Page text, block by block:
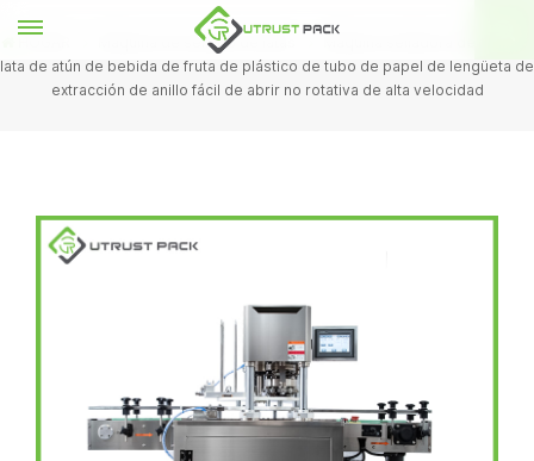
Máquina de sellado de latas
lata de atún de bebida de fruta de plástico de tubo de papel de lengüeta de
extracción de anillo fácil de abrir no rotativa de alta velocidad